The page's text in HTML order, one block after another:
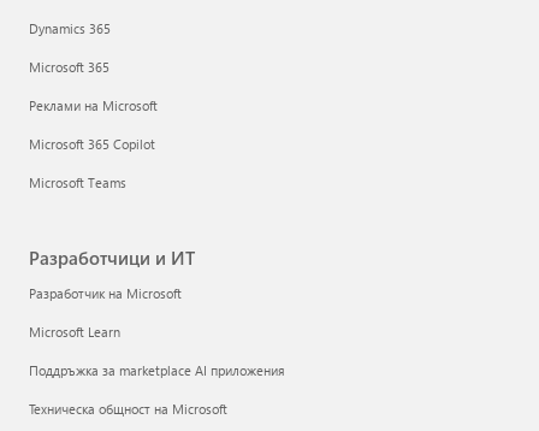
Dynamics 365
Microsoft 365
Реклами на Microsoft
Microsoft 365 Copilot
Microsoft Teams
Разработчици и ИТ
Разработчик на Microsoft
Microsoft Learn
Поддръжка за marketplace AI приложения
Техническа общност на Microsoft